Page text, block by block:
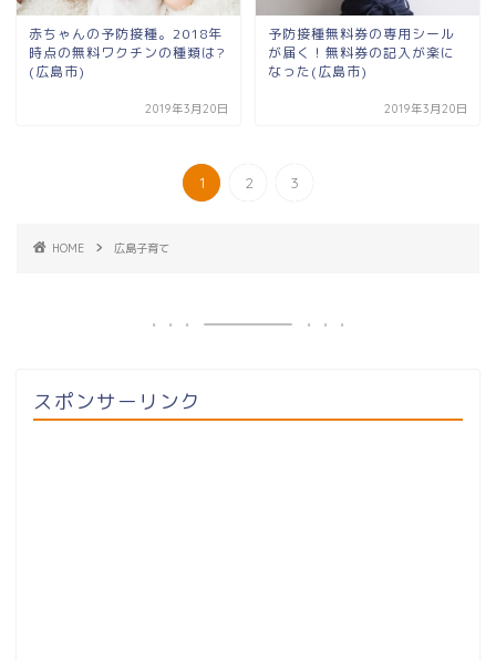
赤ちゃんの予防接種。2018年
時点の無料ワクチンの種類は?
(広島市)
2019年3月20日
予防接種無料券の専用シール
が届く！無料券の記入が楽に
なった(広島市)
2019年3月20日
1 2 3
HOME 広島子育て
スポンサーリンク